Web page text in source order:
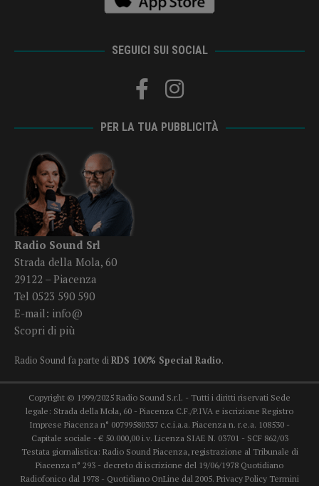
SEGUICI SUI SOCIAL
PER LA TUA PUBBLICITÀ
Radio Sound Srl
Strada della Mola, 60
29122 – Piacenza
Tel 0523 590 590
E-mail: info@
Scopri di più
Radio Sound fa parte diRDS 100% Special Radio.
Copyright © 1999/2025 Radio Sound S.r.l. - Tutti i diritti riservati Sede
legale: Strada della Mola, 60 - Piacenza C.F./P.IVA e iscrizione Registro
Imprese Piacenza n° 00799580337 c.c.i.a.a. Piacenza n. r.e.a. 108530 -
Capitale sociale - € 50.000,00 i.v. Licenza SIAE N. 03701 - SCF 862/03
Testata giornalistica: Radio Sound Piacenza, registrazione al Tribunale di
Piacenza n° 293 - decreto di iscrizione del 19/06/1978 Quotidiano
Radiofonico dal 1978 - Quotidiano OnLine dal 2005. Privacy Policy Termini